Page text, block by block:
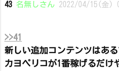
43 名無しさん 2022/04/15(金)
>>41
新しい追加コンテンツはあ
カヨペリコが1番稼げるだけ